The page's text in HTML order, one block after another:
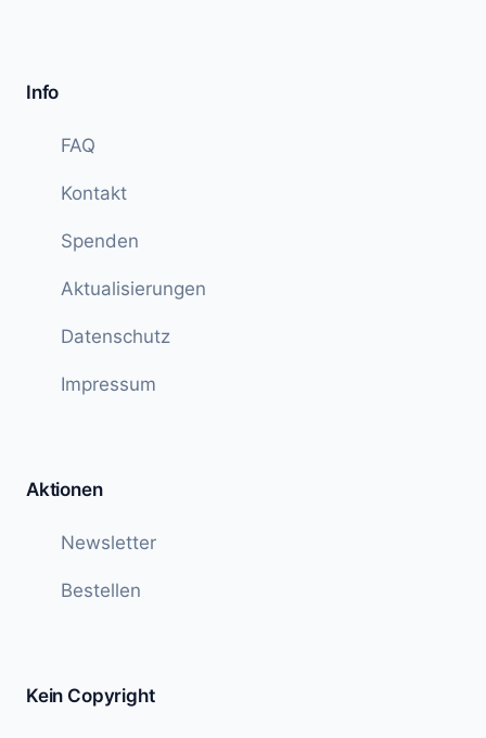
Info
FAQ
Kontakt
Spenden
Aktualisierungen
Datenschutz
Impressum
Aktionen
Newsletter
Bestellen
Kein Copyright